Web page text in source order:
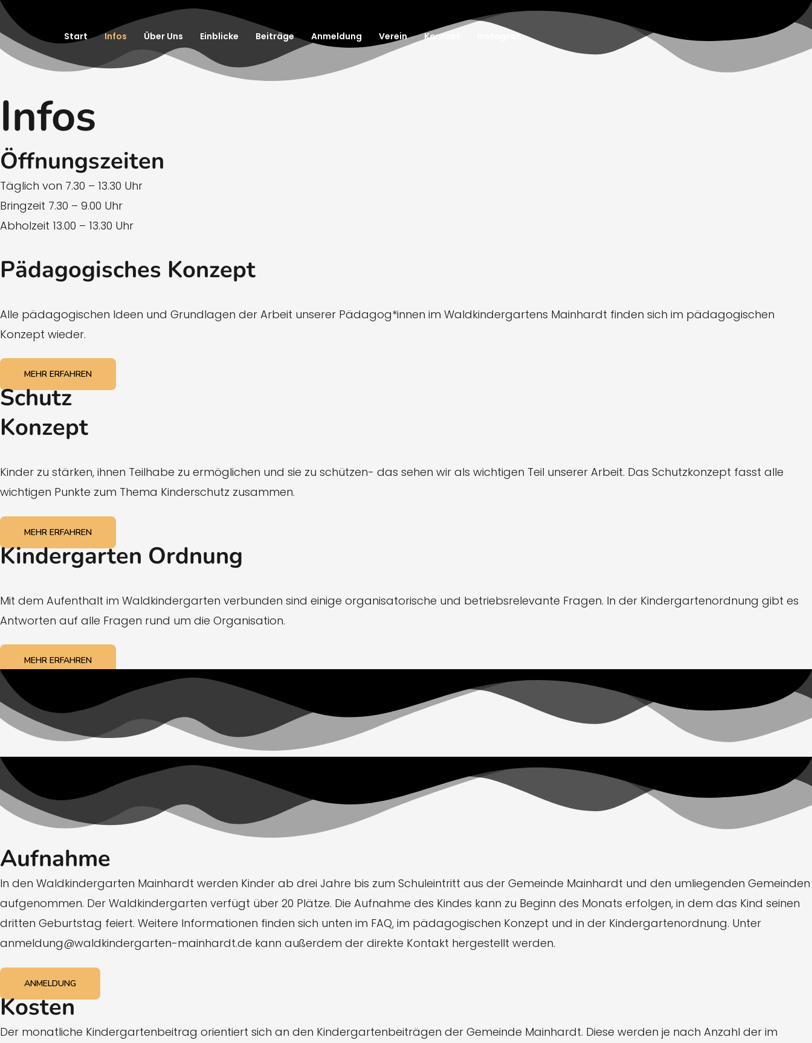
Zum
Inhalt
springen
Start Infos Über Uns Einblicke Beiträge Anmeldung Verein Kontakt Instagram
Infos
Öffnungszeiten
Täglich von 7.30 – 13.30 Uhr
Bringzeit 7.30 – 9.00 Uhr
Abholzeit 13.00 – 13.30 Uhr
Pädagogisches Konzept
Alle pädagogischen Ideen und Grundlagen der Arbeit unserer Pädagog*innen im Waldkindergartens Mainhardt finden sich im pädagogischen
Konzept wieder.
MEHR ERFAHREN
Schutz
Konzept
Kinder zu stärken, ihnen Teilhabe zu ermöglichen und sie zu schützen- das sehen wir als wichtigen Teil unserer Arbeit. Das Schutzkonzept fasst alle
wichtigen Punkte zum Thema Kinderschutz zusammen.
MEHR ERFAHREN
Kindergarten Ordnung
Mit dem Aufenthalt im Waldkindergarten verbunden sind einige organisatorische und betriebsrelevante Fragen. In der Kindergartenordnung gibt es
Antworten auf alle Fragen rund um die Organisation.
MEHR ERFAHREN
Aufnahme
In den Waldkindergarten Mainhardt werden Kinder ab drei Jahre bis zum Schuleintritt aus der Gemeinde Mainhardt und den umliegenden Gemeinden
aufgenommen. Der Waldkindergarten verfügt über 20 Plätze. Die Aufnahme des Kindes kann zu Beginn des Monats erfolgen, in dem das Kind seinen
dritten Geburtstag feiert. Weitere Informationen finden sich unten im FAQ, im pädagogischen Konzept und in der Kindergartenordnung. Unter
anmeldung@waldkindergarten-mainhardt.de kann außerdem der direkte Kontakt hergestellt werden.
ANMELDUNG
Kosten
Der monatliche Kindergartenbeitrag orientiert sich an den Kindergartenbeiträgen der Gemeinde Mainhardt. Diese werden je nach Anzahl der im